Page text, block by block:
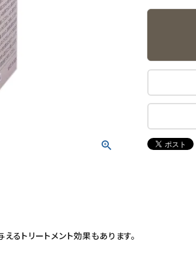
るトリートメント効果もあります。